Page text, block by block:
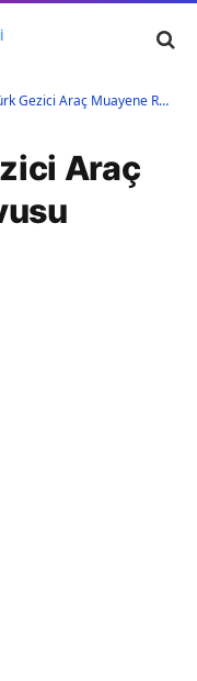
Araç Muayene Randevusu
Araç